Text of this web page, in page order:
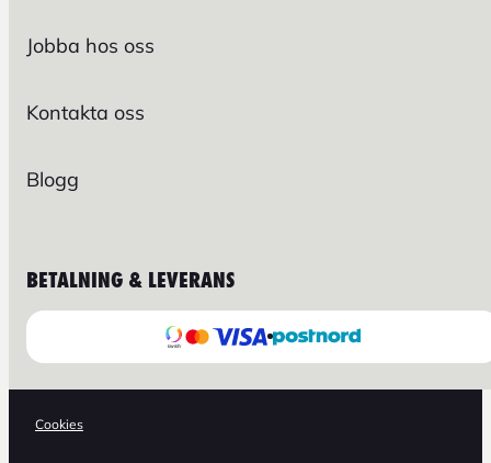
Jobba hos oss
Kontakta oss
Blogg
BETALNING & LEVERANS
Cookies